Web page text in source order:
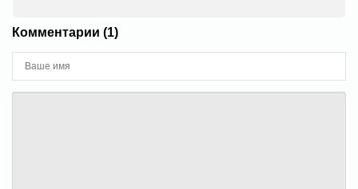
Комментарии (1)